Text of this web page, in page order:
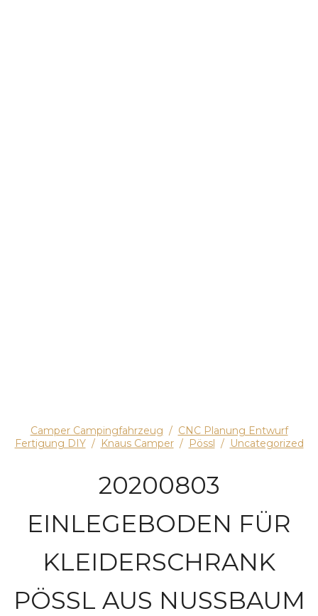
Camper Campingfahrzeug / CNC Planung Entwurf
Fertigung DIY/ Knaus Camper/ Pössl / Uncategorized
20200803
EINLEGEBODEN FÜR
KLEIDERSCHRANK
PÖSSL AUS NUSSBAUM